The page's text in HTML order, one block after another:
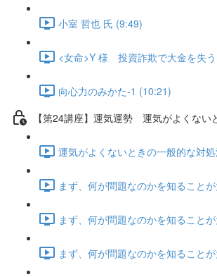
小室 哲也 氏 (9:49)
<女命>Y 様 投資詐欺で大金を失
向心力のみかた-1 (10:21)
【第24講座】運気運勢 運気がよくない
運気がよくないときの一般的な対
まず、何が問題なのかを知ること
まず、何が問題なのかを知ること
まず、何が問題なのかを知ること